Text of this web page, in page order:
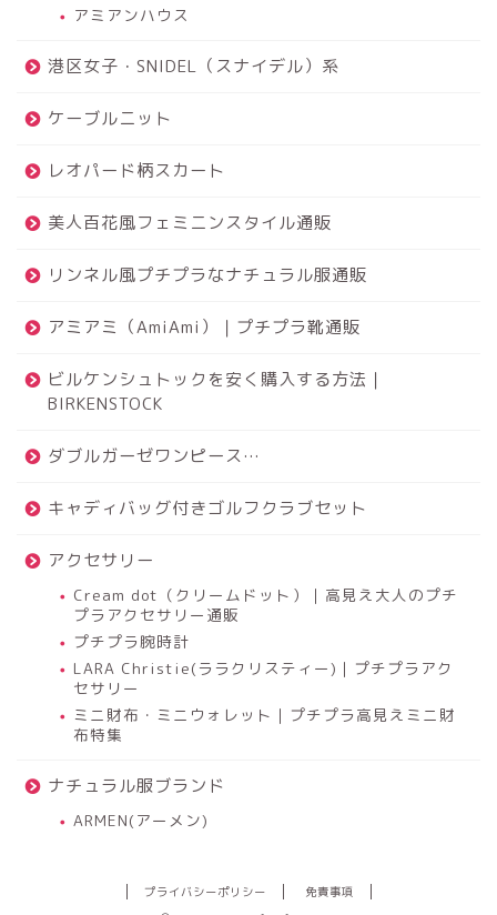
アミアンハウス
港区女子・SNIDEL（スナイデル）系
ケーブルニット
レオパード柄スカート
美人百花風フェミニンスタイル通販
リンネル風プチプラなナチュラル服通販
アミアミ（AmiAmi）｜プチプラ靴通販
ビルケンシュトックを安く購入する方法｜
BIRKENSTOCK
ダブルガーゼワンピース…
キャディバッグ付きゴルフクラブセット
アクセサリー
Cream dot（クリームドット）｜高見え大人のプチ
プラアクセサリー通販
プチプラ腕時計
LARA Christie(ララクリスティー)｜プチプラアク
セサリー
ミニ財布・ミニウォレット｜プチプラ高見えミニ財
布特集
ナチュラル服ブランド
ARMEN(アーメン)
プライバシーポリシー
免責事項